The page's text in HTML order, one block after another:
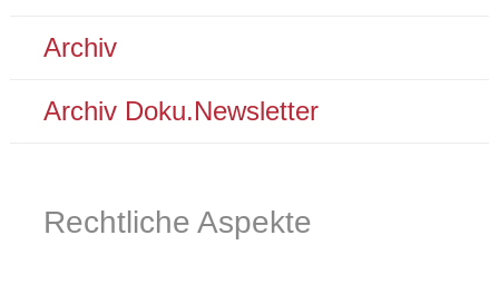
Archiv
Archiv Doku.Newsletter
Rechtliche Aspekte